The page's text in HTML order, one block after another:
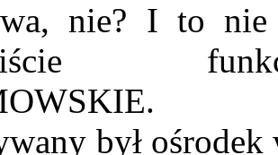
nie? I to nie
był